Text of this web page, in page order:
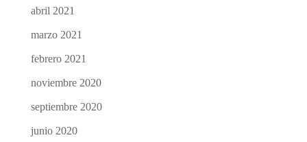
abril 2021
marzo 2021
febrero 2021
noviembre 2020
septiembre 2020
junio 2020